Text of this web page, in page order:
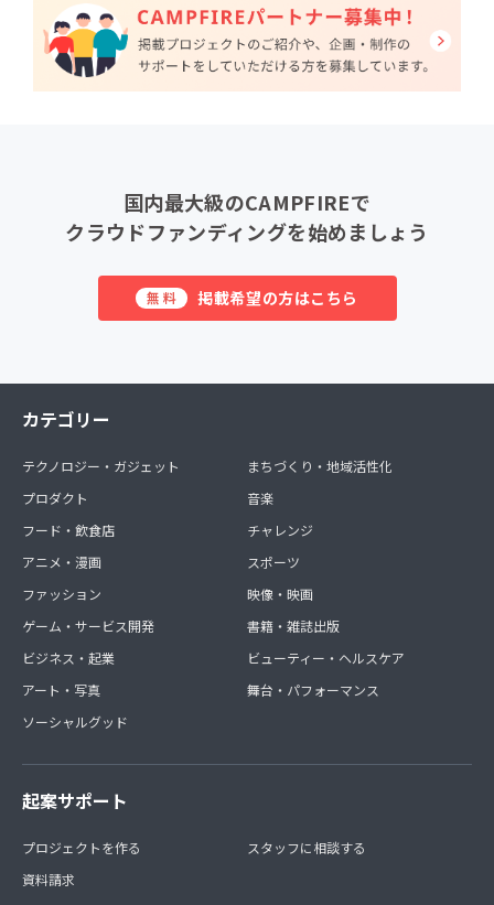
国内最大級のCAMPFIREで
クラウドファンディングを始めましょう
無料 掲載希望の方はこちら
カテゴリー
テクノロジー・ガジェット
プロダクト
フード・飲食店
アニメ・漫画
ファッション
ゲーム・サービス開発
ビジネス・起業
アート・写真
ソーシャルグッド
まちづくり・地域活性化
音楽
チャレンジ
スポーツ
映像・映画
書籍・雑誌出版
ビューティー・ヘルスケア
舞台・パフォーマンス
起案サポート
プロジェクトを作る
資料請求
スタッフに相談する